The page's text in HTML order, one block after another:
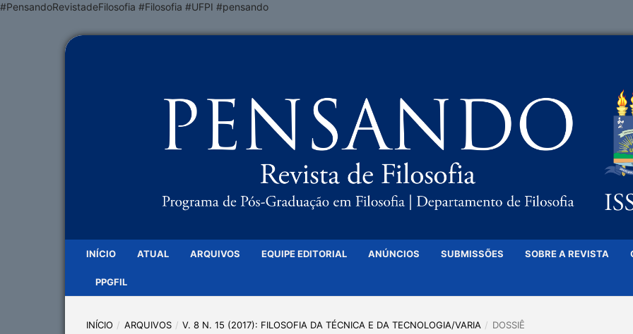
#PensandoRevistadeFilosofia #Filosofia #UFPI #pensando
INÍCIO ATUAL ARQUIVOS EQUIPE EDITORIAL ANÚNCIOS SUBMISSÕES SOBRE A REVISTA
PPGFIL
INÍCIO / ARQUIVOS / V. 8 N. 15 (2017): FILOSOFIA DA TÉCNICA E DA TECNOLOGIA/VARIA / DOSSIÊ